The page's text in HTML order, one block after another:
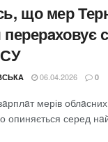
що мер
06.04.2026 0
мерів
опиняється серед